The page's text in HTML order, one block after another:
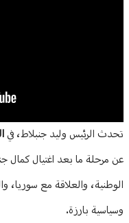
Article Content
تحدث الرئيس وليد جنبلاط، في
عن مرحلة ما بعد اغتيال كمال
الوطنية، والعلاقة مع
وسياسية بارزة.